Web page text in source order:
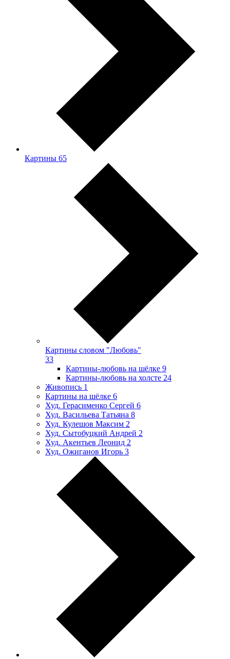
Картины 65
Картины словом "Любовь"
33
Картины-любовь на шёлке 9
Картины-любовь на холсте 24
Живопись 1
Картины на шёлке 6
Худ. Герасименко Сергей 6
Худ. Васильева Татьяна 8
Худ. Кулешов Максим 2
Худ. Сытобуцкий Андрей 2
Худ. Акентьев Леонид 2
Худ. Ожиганов Игорь 3